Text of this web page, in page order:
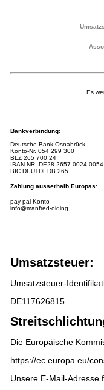
Es
Bankverbindung:
Deutsche Bank Osnabrück
Konto-Nr. 054 299 300
BLZ 265 700 24
IBAN-NR. DE28 2657 0024
BIC DEUTDEDB 265
Zahlung ausserhalb Europas:
pay pal Konto
info@manfred-olding.
Umsatzsteuer:
Umsatzsteuer-
DE117626815
Die Europäische
https://ec.europa.eu/
Unsere E-Mail-Adresse